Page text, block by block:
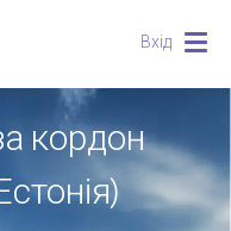
Вхід
кордон